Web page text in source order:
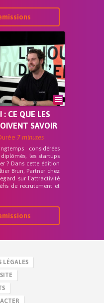
CE QUE LES
SAVOIR
7 minutes
considérées
les startups
? Dans cette édition
Brun, Partner chez
sur l’attractivité
de recrutement et
LÉGALES